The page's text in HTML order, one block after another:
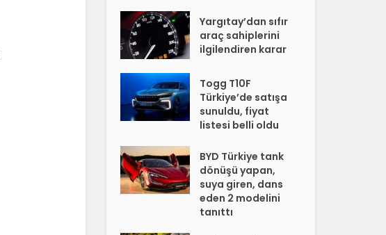
Yargıtay’dan sıfır
araç sahiplerini
ilgilendiren karar
Togg T10F
Türkiye’de satışa
sunuldu, fiyat
listesi belli oldu
BYD Türkiye tank
dönüşü yapan,
suya giren, dans
eden 2 modelini
tanıttı